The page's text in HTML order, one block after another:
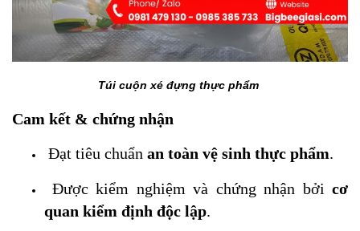
Túi cuộn xé đựng thực phẩm
Cam kết & chứng nhận
Đạt tiêu chuẩn an toàn vệ sinh thực phẩm.
Được kiểm nghiệm và chứng nhận bởi cơ
quan kiểm định độc lập.